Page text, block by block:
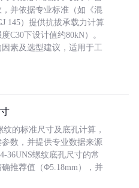
并依据专业标准（如《混
145）提供抗拔承载力计算
C30下设计值约80kN）。
素及选型建议，适用于工
的标准尺寸及底孔计算，
数，并提供专业数据来源
36UNS螺纹底孔尺寸的常
推荐值（Φ5.18mm），并